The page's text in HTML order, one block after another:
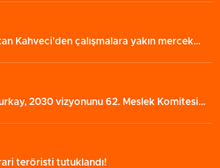
Kahveci'den çalışmalara yakın mercek…
2030 vizyonunu 62. Meslek Komitesi…
teröristi tutuklandı!